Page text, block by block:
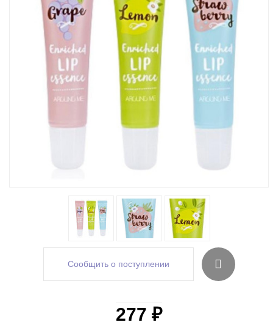
Сообщить о поступлении
277 ₽